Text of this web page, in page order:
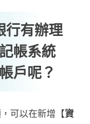
行有辦理
帳系統
戶呢？
可以在新增【資